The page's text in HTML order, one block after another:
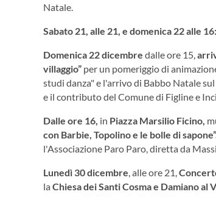
Natale.
Sabato 21, alle 21, e domenica 22 alle
Domenica 22 dicembre dalle ore 15,
villaggio” per un pomeriggio di
studi danza" e l'arrivo di Babbo Natale
e il contributo del Comune di Figline e
Dalle ore 16, in Piazza Marsilio Ficino,
con Barbie, Topolino e le bolle di
l'Associazione Paro Paro, diretta da
Lunedì 30 dicembre, alle ore 21,
la Chiesa dei Santi Cosma e Damiano al